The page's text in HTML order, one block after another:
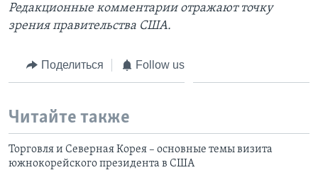
Редакционные комментарии отражают точку
зрения правительства США.
Поделиться Follow us
Читайте также
Торговля и Северная Корея – основные темы визита
южнокорейского президента в США